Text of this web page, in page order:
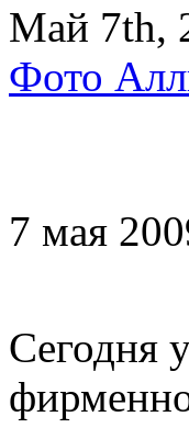
Май 7th,
Фото
7 мая
Сегодня